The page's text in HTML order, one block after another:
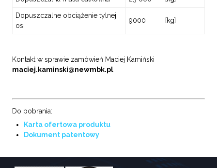
Dopuszczalne obciążenie tylnej
osi
9000 [kg]
Kontakt w sprawie zamówień Maciej Kamiński
maciej.kaminski@newmbk.pl
Do pobrania:
Karta ofertowa produktu
Dokument patentowy